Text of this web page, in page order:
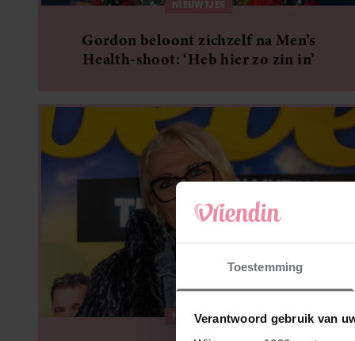
Toestemming
Verantwoord gebruik van
NIEUWTJES
Gordon beloont zichzelf na Men’s
Health-shoot: ‘Heb hier zo zin in’
NIEUWTJES